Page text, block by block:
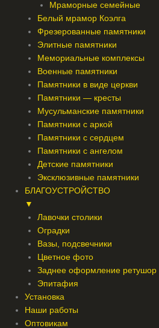
Мраморные семейные
Белый мрамор Коэлга
Фрезерованные памятники
Элитные памятники
Мемориальные комплексы
Военные памятники
Памятники в виде церкви
Памятники — кресты
Мусульманские памятники
Памятники с аркой
Памятники с сердцем
Памятники с ангелом
Детские памятники
Эксклюзивные памятники
БЛАГОУСТРОЙСТВО
▼
Лавочки столики
Оградки
Вазы, подсвечники
Цветное фото
Заднее оформление ретушор
Эпитафия
Установка
Наши работы
Оптовикам